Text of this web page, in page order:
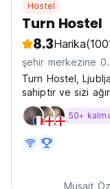
Hostel
Turn Hostel
8.3Harika
şehir merkezine
Turn Hostel,
sahiptir ve sizi
50+
Müsait